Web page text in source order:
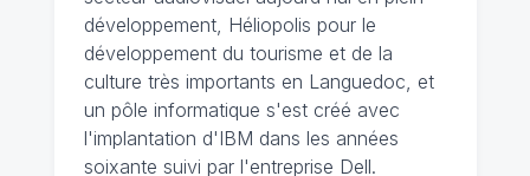
développement, Héliopolis pour le
développement du tourisme et de la
culture très importants en Languedoc, et
un pôle informatique s'est créé avec
l'implantation d'IBM dans les années
soixante suivi par l'entreprise Dell.